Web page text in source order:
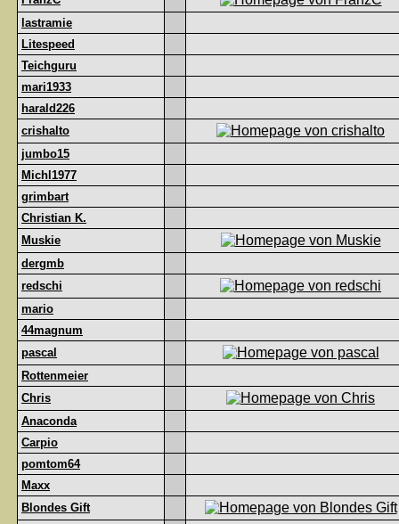
lastramie
Litespeed
Teichguru
mari1933
harald226
crishalto
jumbo15
Michl1977
grimbart
Christian K.
Muskie
dergmb
redschi
mario
44magnum
pascal
Rottenmeier
Chris
Anaconda
Carpio
pomtom64
Maxx
Blondes Gift